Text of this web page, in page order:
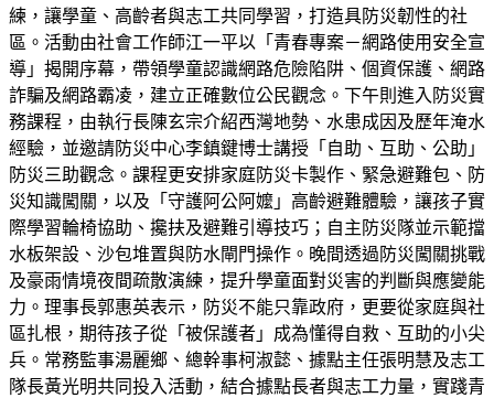
練，讓學童、高齡者與志工共同學習，打造具防災韌性的社
區。活動由社會工作師江一平以「青春專案－網路使用安全宣
導」揭開序幕，帶領學童認識網路危險陷阱、個資保護、網路
詐騙及網路霸凌，建立正確數位公民觀念。下午則進入防災實
務課程，由執行長陳玄宗介紹西灣地勢、水患成因及歷年淹水
經驗，並邀請防災中心李鎮鍵博士講授「自助、互助、公助」
防災三助觀念。課程更安排家庭防災卡製作、緊急避難包、防
災知識闖關，以及「守護阿公阿嬤」高齡避難體驗，讓孩子實
際學習輪椅協助、攙扶及避難引導技巧；自主防災隊並示範擋
水板架設、沙包堆置與防水閘門操作。晚間透過防災闖關挑戰
及豪雨情境夜間疏散演練，提升學童面對災害的判斷與應變能
力。理事長郭惠英表示，防災不能只靠政府，更要從家庭與社
區扎根，期待孩子從「被保護者」成為懂得自救、互助的小尖
兵。常務監事湯麗鄉、總幹事柯淑懿、據點主任張明慧及志工
隊長黃光明共同投入活動，結合據點長者與志工力量，實踐青